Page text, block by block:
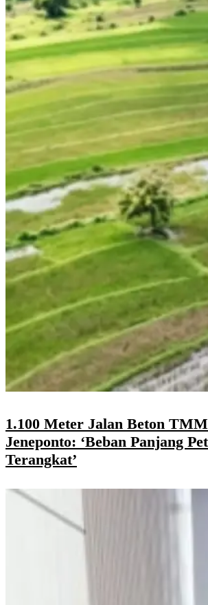
1.100 Meter Jalan Beton
Jeneponto: ‘Beban Panjang
Terangkat’